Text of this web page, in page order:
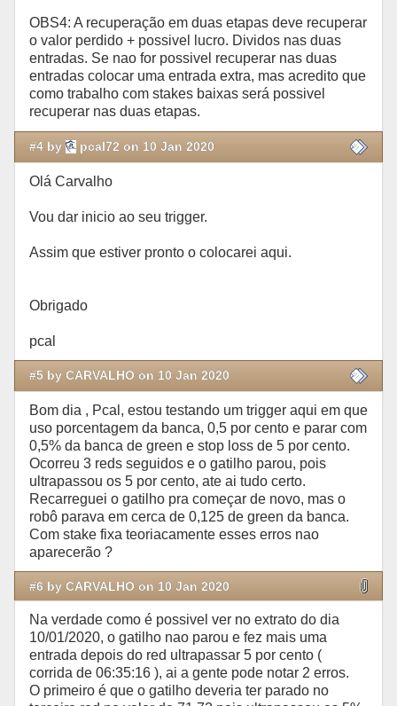
OBS4: A recuperação em duas etapas deve recuperar
o valor perdido + possivel lucro. Dividos nas duas
entradas. Se nao for possivel recuperar nas duas
entradas colocar uma entrada extra, mas acredito que
como trabalho com stakes baixas será possivel
recuperar nas duas etapas.
#4 by pcal72 on 10 Jan 2020
Olá Carvalho
Vou dar inicio ao seu trigger.
Assim que estiver pronto o colocarei aqui.
Obrigado
pcal
#5 by CARVALHO on 10 Jan 2020
Bom dia , Pcal, estou testando um trigger aqui em que
uso porcentagem da banca, 0,5 por cento e parar com
0,5% da banca de green e stop loss de 5 por cento.
Ocorreu 3 reds seguidos e o gatilho parou, pois
ultrapassou os 5 por cento, ate ai tudo certo.
Recarreguei o gatilho pra começar de novo, mas o
robô parava em cerca de 0,125 de green da banca.
Com stake fixa teoriacamente esses erros nao
aparecerão ?
#6 by CARVALHO on 10 Jan 2020
Na verdade como é possivel ver no extrato do dia
10/01/2020, o gatilho nao parou e fez mais uma
entrada depois do red ultrapassar 5 por cento (
corrida de 06:35:16 ), ai a gente pode notar 2 erros.
O primeiro é que o gatilho deveria ter parado no